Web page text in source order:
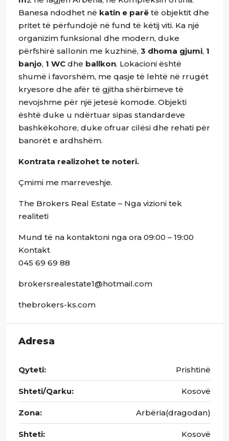
Banesa ndodhet në katin e parë të objektit dhe
pritet të përfundojë në fund të këtij viti. Ka një
organizim funksional dhe modern, duke
përfshirë sallonin me kuzhinë, 3 dhoma gjumi, 1
banjo, 1 WC dhe ballkon. Lokacioni është
shumë i favorshëm, me qasje të lehtë në rrugët
kryesore dhe afër të gjitha shërbimeve të
nevojshme për një jetesë komode. Objekti
është duke u ndërtuar sipas standardeve
bashkëkohore, duke ofruar cilësi dhe rehati për
banorët e ardhshëm.
Kontrata realizohet te noteri.
Çmimi me marreveshje.
The Brokers Real Estate – Nga vizioni tek
realiteti
Mund të na kontaktoni nga ora 09:00 – 19:00
Kontakt
045 69 69 88
brokersrealestate1@hotmail.com
thebrokers-ks.com
Adresa
Qyteti: Prishtinë
Shteti/Qarku: Kosovë
Zona: Arbëria(dragodan)
Shteti: Kosovë